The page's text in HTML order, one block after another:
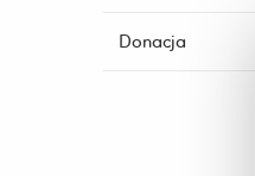
Donacja